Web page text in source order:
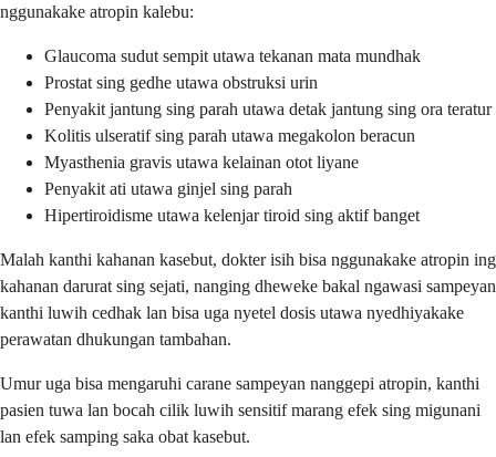
nggunakake atropin kalebu:
Glaucoma sudut sempit utawa tekanan mata mundhak
Prostat sing gedhe utawa obstruksi urin
Penyakit jantung sing parah utawa detak jantung sing ora teratur
Kolitis ulseratif sing parah utawa megakolon beracun
Myasthenia gravis utawa kelainan otot liyane
Penyakit ati utawa ginjel sing parah
Hipertiroidisme utawa kelenjar tiroid sing aktif banget
Malah kanthi kahanan kasebut, dokter isih bisa nggunakake atropin ing
kahanan darurat sing sejati, nanging dheweke bakal ngawasi sampeyan
kanthi luwih cedhak lan bisa uga nyetel dosis utawa nyedhiyakake
perawatan dhukungan tambahan.
Umur uga bisa mengaruhi carane sampeyan nanggepi atropin, kanthi
pasien tuwa lan bocah cilik luwih sensitif marang efek sing migunani
lan efek samping saka obat kasebut.